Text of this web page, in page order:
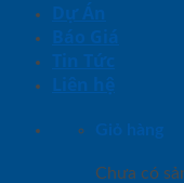
Dự Án
Báo Giá
Tin Tức
Liên hệ
Giỏ hàng
Chưa có